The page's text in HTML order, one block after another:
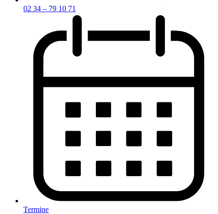
02 34 – 79 10 71
Termine